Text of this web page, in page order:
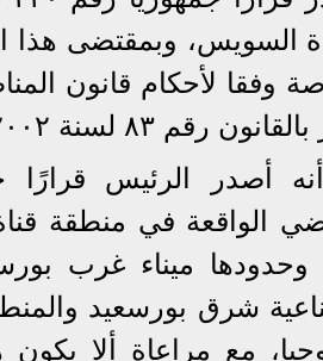
السويس، وبمقتضى هذا
وفقا لأحكام قانون
٨٣ لسنة ۲۰۰۲ وتعديلاته.
وحدودها ميناء غرب
شرق بورسعيد
مع مراعاة ألا